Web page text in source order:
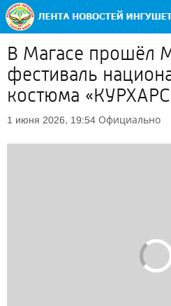
В Магасе прошёл
фестиваль
костюма
1 июня 2026, 19:54 Официально